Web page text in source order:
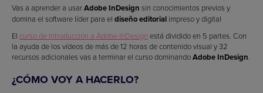
Vas a aprender a usarAdobe InDesign sin conocimientos previos y
domina el software líder para el diseño editorial impreso y digital
El curso de Introducción a Adobe InDesign está dividido en 5 partes. Con
la ayuda de los vídeos de más de 12 horas de contenido visual y 32
recursos adicionales vas a terminar el curso dominandoAdobe InDesign.
¿CÓMO VOY A HACERLO?